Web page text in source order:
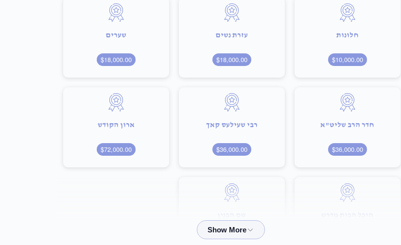
חלונות
$10,000.00
עזרת נשים
$18,000.00
שערים
$18,000.00
חדר הרב שליט"א
$36,000.00
רבי שעילעס קאך
$36,000.00
ארון הקודש
$72,000.00
$100,000.00